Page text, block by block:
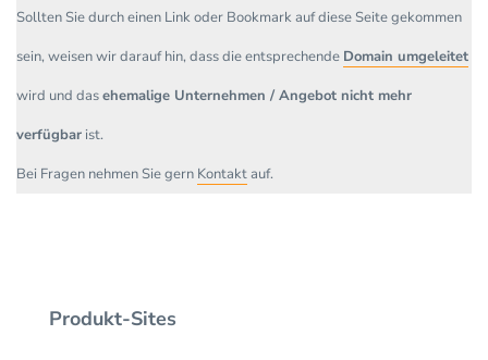
Sollten Sie durch einen Link oder Bookmark auf diese Seite gekommen
sein, weisen wir darauf hin, dass die entsprechende Domain umgeleitet
wird und dasehemalige Unternehmen / Angebot nicht mehr
verfügbar ist.
Bei Fragen nehmen Sie gern Kontaktauf.
Produkt-Sites